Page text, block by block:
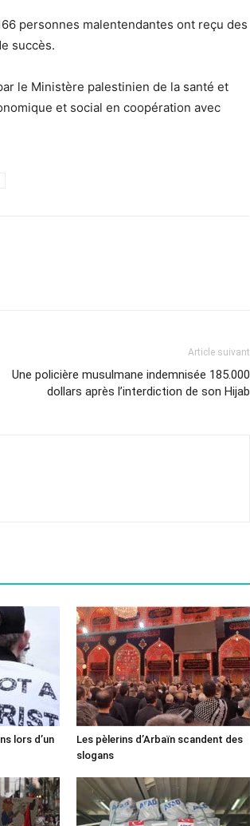
personnes malentendantes ont reçu des
succès.
le Ministère palestinien de la santé et
et social en coopération avec
Article suivant
Une policière musulmane indemnisée 185.000
dollars après l’interdiction de son Hijab
lors d’un
Les pèlerins d’Arbaïn scandent des
slogans